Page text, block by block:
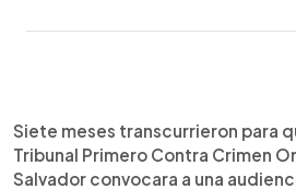
Escuchar artículo
Siete meses transcurrieron para
Tribunal Primero Contra Crimen
Salvador convocara a una